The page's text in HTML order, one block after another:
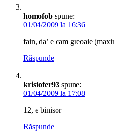
homofob spune:
01/04/2009 la 16:36
fain, da’ e cam greoaie
Răspunde
kristofer93 spune:
01/04/2009 la 17:08
12, e binisor
Răspunde